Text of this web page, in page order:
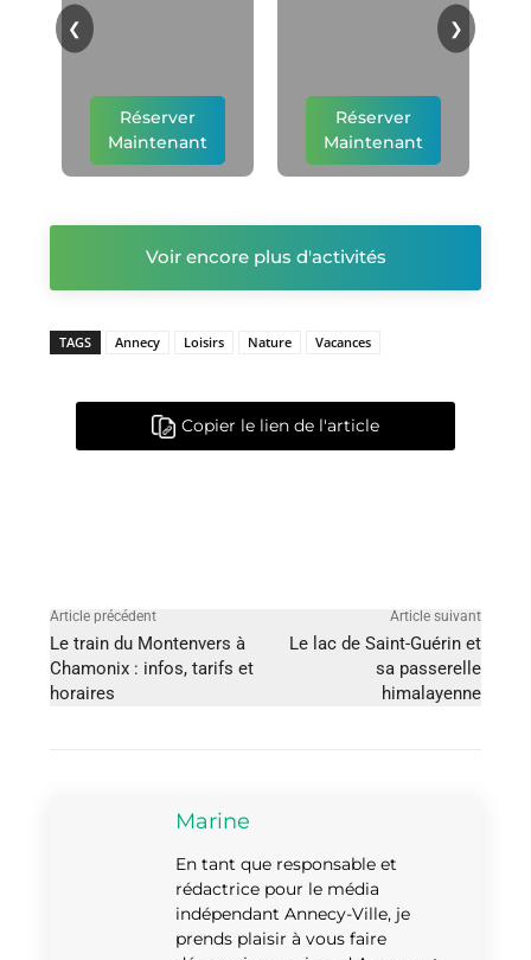
Réserver
Maintenant
Réserver
Maintenant
❮ ❯
Voir encore plus d'activités
TAGS Annecy Loisirs Nature Vacances
Copier le lien de l'article
Article précédent
Le train du Montenvers à
Chamonix : infos, tarifs et
horaires
Article suivant
Le lac de Saint-Guérin et
sa passerelle
himalayenne
Marine
En tant que responsable et
rédactrice pour le média
indépendant Annecy-Ville, je
prends plaisir à vous faire